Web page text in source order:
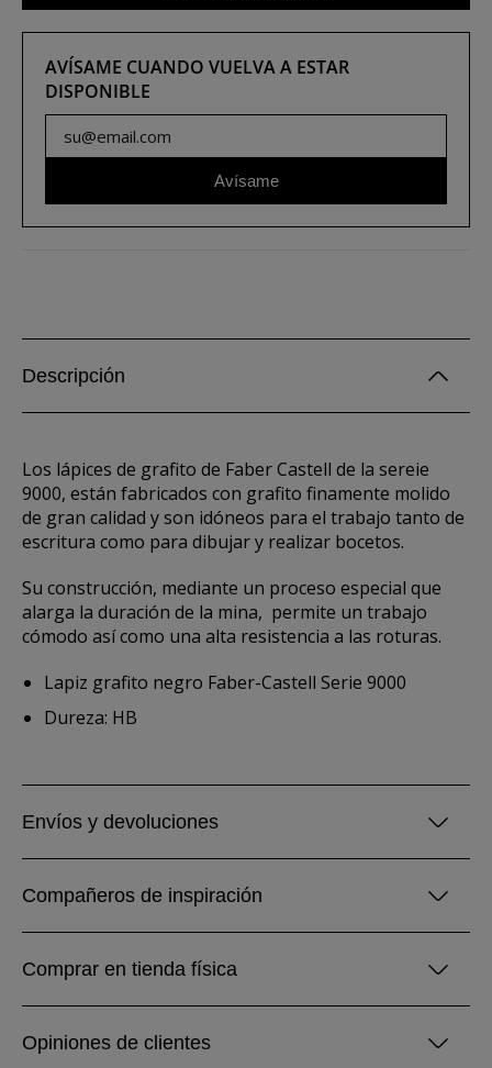
AVÍSAME CUANDO VUELVA A ESTAR
DISPONIBLE
Avísame
Descripción
Los lápices de grafito de Faber Castell de la sereie
9000, están fabricados con grafito finamente molido
de gran calidad y son idóneos para el trabajo tanto de
escritura como para dibujar y realizar bocetos.
Su construcción, mediante un proceso especial que
alarga la duración de la mina, permite un trabajo
cómodo así como una alta resistencia a las roturas.
Lapiz grafito negro Faber-Castell Serie 9000
Dureza: HB
Envíos y devoluciones
Compañeros de inspiración
Comprar en tienda física
Opiniones de clientes